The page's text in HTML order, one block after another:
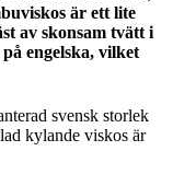
är ett lite
av skonsam tvätt i
engelska, vilket
svensk storlek
kylande viskos är